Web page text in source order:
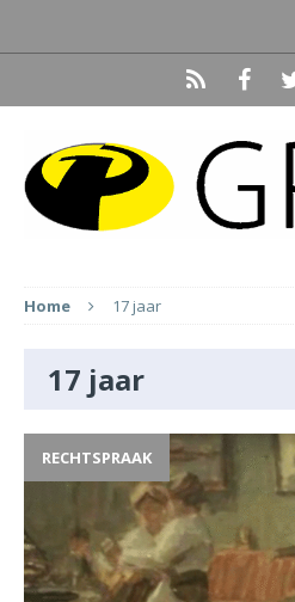
Home 17 jaar
17 jaar
RECHTSPRAAK